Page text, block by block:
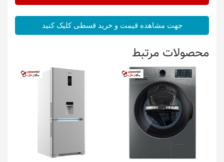
جهت مشاهده قیمت و خرید قسطی کلیک کنید
محصولات مرتبط